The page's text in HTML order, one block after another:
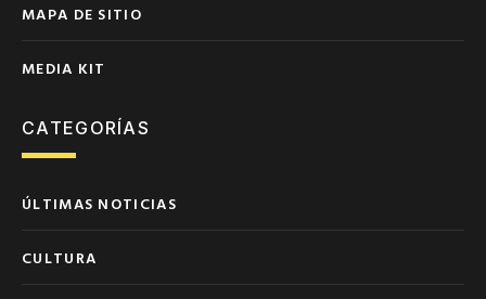
MAPA DE SITIO
MEDIA KIT
CATEGORÍAS
ÚLTIMAS NOTICIAS
CULTURA